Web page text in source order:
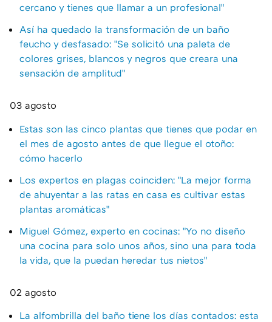
cercano y tienes que llamar a un profesional"
Así ha quedado la transformación de un baño
feucho y desfasado: "Se solicitó una paleta de
colores grises, blancos y negros que creara una
sensación de amplitud"
03 agosto
Estas son las cinco plantas que tienes que podar en
el mes de agosto antes de que llegue el otoño:
cómo hacerlo
Los expertos en plagas coinciden: "La mejor forma
de ahuyentar a las ratas en casa es cultivar estas
plantas aromáticas"
Miguel Gómez, experto en cocinas: "Yo no diseño
una cocina para solo unos años, sino una para toda
la vida, que la puedan heredar tus nietos"
02 agosto
La alfombrilla del baño tiene los días contados: esta